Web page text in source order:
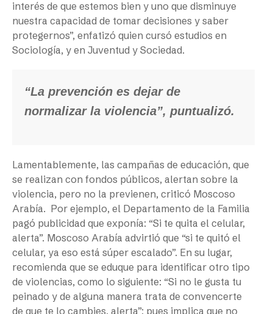
interés de que estemos bien y uno que disminuye
nuestra capacidad de tomar decisiones y saber
protegernos”, enfatizó quien cursó estudios en
Sociología, y en Juventud y Sociedad.
“La prevención es dejar de
normalizar la violencia”, puntualizó.
Lamentablemente, las campañas de educación, que
se realizan con fondos públicos, alertan sobre la
violencia, pero no la previenen, criticó Moscoso
Arabía. Por ejemplo, el Departamento de la Familia
pagó publicidad que exponía: “Si te quita el celular,
alerta”. Moscoso Arabía advirtió que “si te quitó el
celular, ya eso está súper escalado”. En su lugar,
recomienda que se eduque para identificar otro tipo
de violencias, como lo siguiente: “Si no le gusta tu
peinado y de alguna manera trata de convencerte
de que te lo cambies, alerta”; pues implica que no